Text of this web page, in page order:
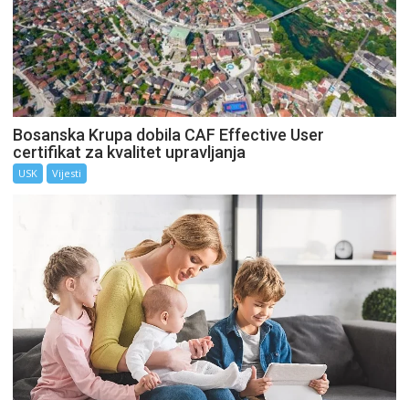
Bosanska Krupa dobila CAF Effective User
certifikat za kvalitet upravljanja
USK Vijesti